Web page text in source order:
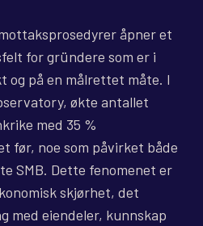
åpner et
for gründere som er i
og på en målrettet måte. I
økte antallet
med 35 %
før, noe som påvirket både
SMB. Dette fenomenet er
skjørhet, det
med eiendeler, kunnskap